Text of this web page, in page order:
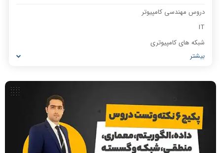
رضوی خیلی خوبه
جزوه کامل و ویدیوهای خیلی خوب
نحوه انتقال دانش استاد رضوی بینظیر
است
دروس مهندسی کامپیوتر
IT
شبکه های کامپیوتری
مشاغل رشته کامپیوتر
مدار منطقی
ساختمان داده
طراحی الگوریتم
هوش مصنوعی
بیشتر